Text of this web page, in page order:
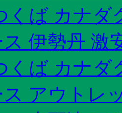
くば カナダ
伊勢丹 激
くば カナダ
アウトレ